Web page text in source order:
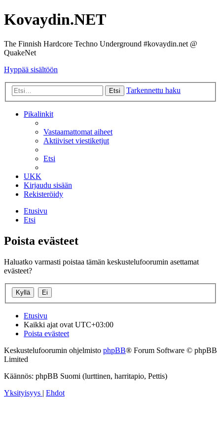
Kovaydin.NET
The Finnish Hardcore Techno Underground #kovaydin.net @
QuakeNet
Hyppää sisältöön
Etsi Tarkennettu haku
Pikalinkit
Vastaamattomat aiheet
Aktiiviset viestiketjut
Etsi
UKK
Kirjaudu sisään
Rekisteröidy
Etusivu
Etsi
Poista evästeet
Haluatko varmasti poistaa tämän keskustelufoorumin asettamat
evästeet?
Etusivu
Kaikki ajat ovat UTC+03:00
Poista evästeet
Keskustelufoorumin ohjelmisto phpBB® Forum Software © phpBB
Limited
Käännös: phpBB Suomi (lurttinen, harritapio, Pettis)
Yksityisyys | Ehdot